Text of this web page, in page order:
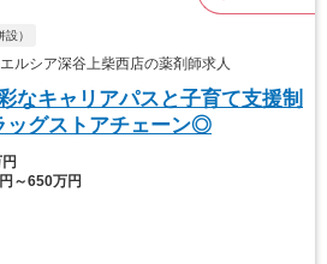
）
ルシア深谷上柴西店の薬剤師求人
なキャリアパスと子育て支援制
ッグストアチェーン◎
～650万円